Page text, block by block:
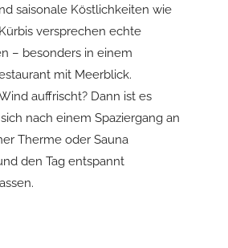
saisonale Köstlichkeiten wie
versprechen echte
– besonders in einem
mit Meerblick.
auffrischt? Dann ist es
nach einem Spaziergang an
Therme oder Sauna
den Tag entspannt